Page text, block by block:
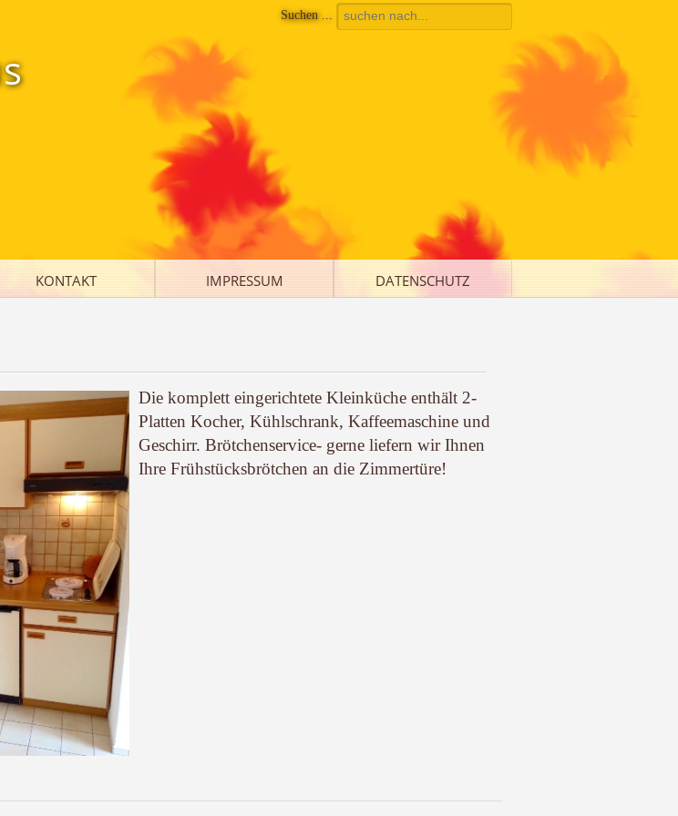
Suchen ...
KONTAKT IMPRESSUM DATENSCHUTZ
Die komplett eingerichtete Kleinküche enthält 2-
Platten Kocher, Kühlschrank, Kaffeemaschine und
Geschirr. Brötchenservice- gerne liefern wir Ihnen
Ihre Frühstücksbrötchen an die Zimmertüre!